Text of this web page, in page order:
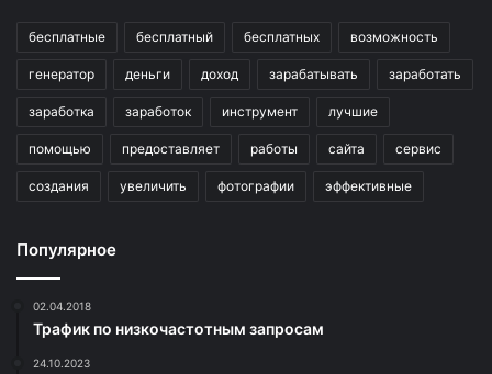
бесплатные бесплатный бесплатных возможность
генератор деньги доход зарабатывать заработать
заработка заработок инструмент лучшие
помощью предоставляет работы сайта сервис
создания увеличить фотографии эффективные
Популярное
02.04.2018
Трафик по низкочастотным запросам
24.10.2023